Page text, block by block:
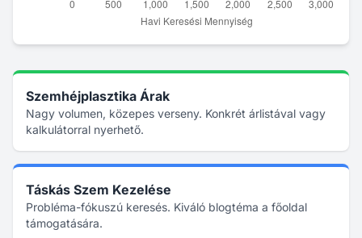
Szemhéjplasztika Árak
Nagy volumen, közepes verseny. Konkrét árlistával vagy
kalkulátorral nyerhető.
Táskás Szem Kezelése
Probléma-fókuszú keresés. Kiváló blogtéma a főoldal
támogatására.